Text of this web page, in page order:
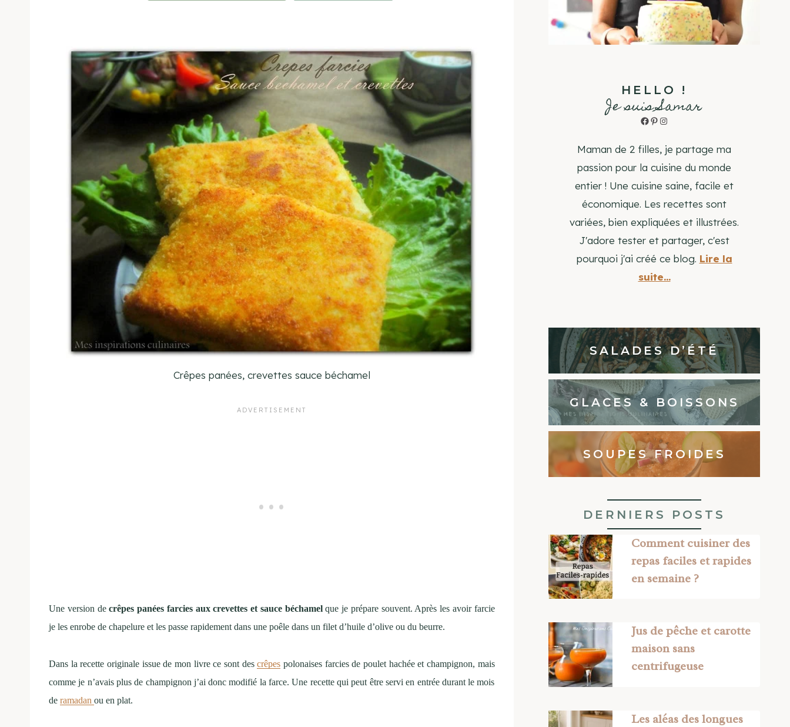
Crêpes panées, crevettes sauce béchamel
Une version decrêpes panées farcies aux crevettes et sauce béchamelque je prépare souvent. Après les avoir farcie
je les enrobe de chapelure et les passe rapidement dans une poêle dans un filet d’huile d’olive ou du beurre.
Dans la recette originale issue de mon livre ce sont descrêpes polonaises farcies de poulet hachée et champignon, mais
comme je n’avais plus de champignon j’ai donc modifié la farce. Une recette qui peut être servi en entrée durant le mois
de ramadan ou en plat.
HELLO !
Je suis Samar
Facebook
Pinterest
Instagram
Maman de 2 filles, je partage ma
passion pour la cuisine du monde
entier ! Une cuisine saine, facile et
économique. Les recettes sont
variées, bien expliquées et illustrées.
J'adore tester et partager, c'est
pourquoi j'ai créé ce blog. Lire la
suite...
SALADES D’ÉTÉ
GLACES & BOISSONS
SOUPES FROIDES
DERNIERS POSTS
Comment cuisiner des
repas faciles et rapides
en semaine ?
Jus de pêche et carotte
maison sans
centrifugeuse
Les aléas des longues